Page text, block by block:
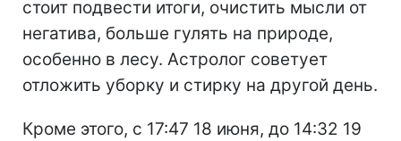
стоит подвести итоги, очистить мысли от
негатива, больше гулять на природе,
особенно в лесу. Астролог советует
отложить уборку и стирку на другой день.
Кроме этого, с 17:47 18 июня, до 14:32 19